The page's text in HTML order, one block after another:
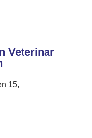
Veterinar
15,